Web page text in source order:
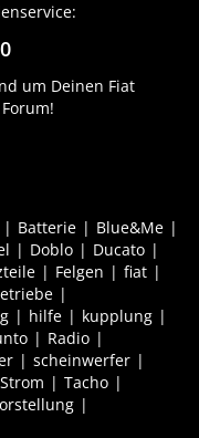
um Deinen Fiat
Batterie
Blue&Me
Doblo
Ducato
Felgen
fiat
hilfe
kupplung
Radio
scheinwerfer
Strom
Tacho